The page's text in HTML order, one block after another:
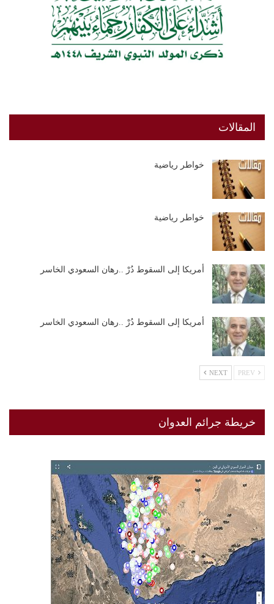
المقالات
خواطر رياضية
خواطر رياضية
أمريكا إلى السقوط دُرْ ..رهان السعودي الخاسر
أمريكا إلى السقوط دُرْ ..رهان السعودي الخاسر
NEXT
خريطة جرائم العدوان